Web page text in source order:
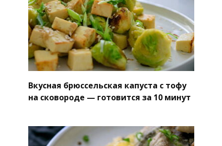
Вкусная брюссельская капуста с тофу
на сковороде — готовится за 10 минут